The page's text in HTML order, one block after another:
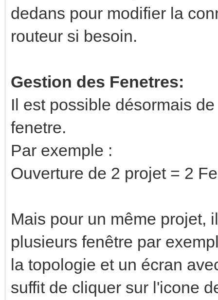
dedans pour modifier la
routeur si besoin.
Gestion des Fenetres:
Il est possible désormais
fenetre.
Par exemple :
Ouverture de 2 projet = 2
Mais pour un même projet,
plusieurs fenêtre par
la topologie et un écran
suffit de cliquer sur l'icone